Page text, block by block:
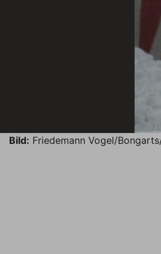
Bild: Friedemann Vogel/